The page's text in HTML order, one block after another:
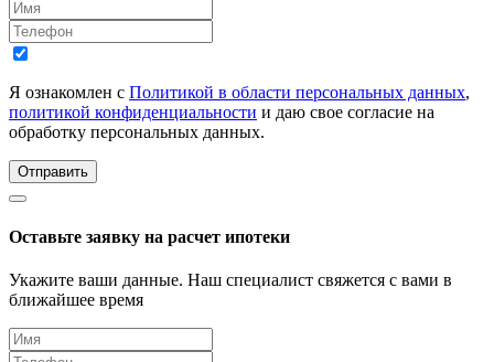
Я ознакомлен с Политикой в области персональных данных,
политикой конфиденциальности и даю свое согласие на
обработку персональных данных.
Отправить
Оставьте заявку на расчет ипотеки
Укажите ваши данные. Наш специалист свяжется с вами в
ближайшее время